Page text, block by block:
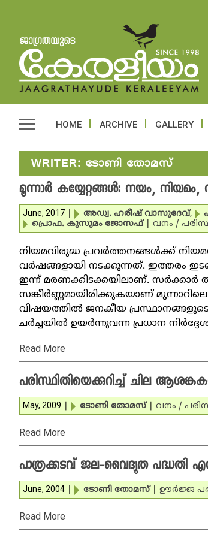
HOME ARCHIVE GALLERY
WRITER: ടോണി തോമസ്
മൂന്നാര്‍ കയ്യേറ്റങ്ങള്‍: നയം, നിയമം,
June, 2017 അഡ്വ. ഹരീഷ് വാസുദേവ്,
പ്രൊഫ. കുസുമം ജോസഫ്
വനം /
നിയമവിരുദ്ധ പ്രവര്‍ത്തനങ്ങള്‍ക്ക്
വര്‍ഷങ്ങളായി നടക്കുന്നത്. ഇത്തരം
ഇന്ന് മരണക്കിടക്കയിലാണ്. സര്‍ക്കാര്‍
സങ്കീര്‍ണ്ണമായിരിക്കുകയാണ്
വിഷയത്തില്‍ ജനകീയ
ചര്‍ച്ചയില്‍ ഉയര്‍ന്നുവന്ന പ്രധാന
Read More
പരിസ്ഥിതിയെക്കുറിച്ച് ചില
May, 2009 ടോണി തോമസ് വനം /
Read More
പാത്രക്കടവ് ജല-വൈദ്യുത പദ്ധതി
June, 2004 ടോണി തോമസ് ഊര്‍ജ്ജ
Read More